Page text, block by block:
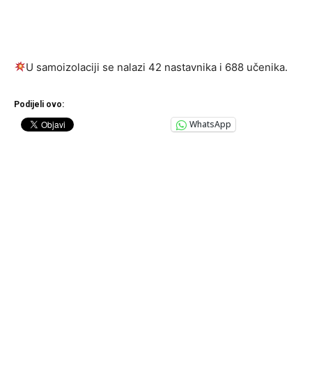
U samoizolaciji se nalazi 42 nastavnika i 688 učenika.
Podijeli ovo:
WhatsApp